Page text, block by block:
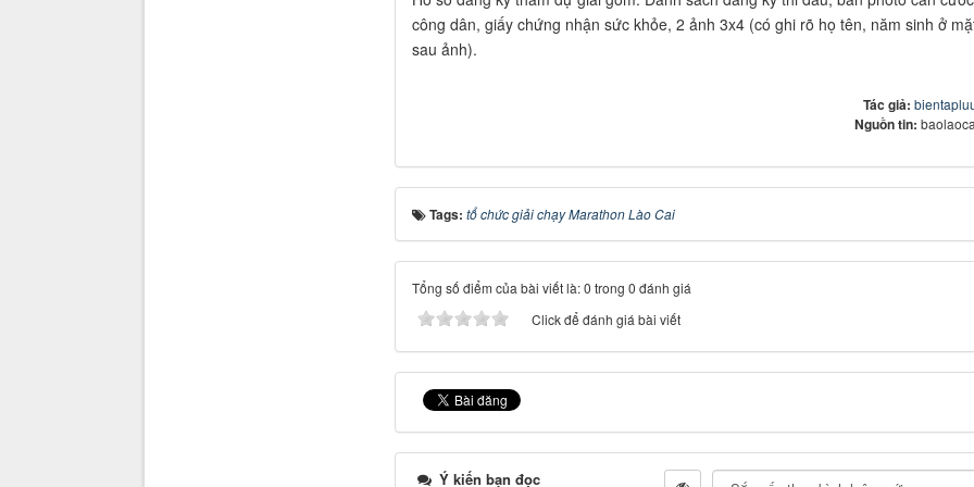
công dân, giấy chứng nhận sức khỏe, 2 ảnh 3x4 (có ghi rõ họ tên, năm sinh ở
sau ảnh).
Tác giả:
Nguồn tin:
Tags: tổ chức giải chạy Marathon Lào Cai
Tổng số điểm của bài viết là: 0 trong 0 đánh giá
Click để đánh giá bài viết
Ý kiến bạn đọc